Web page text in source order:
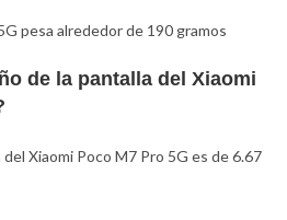
pesa alrededor de 190 gramos
de la pantalla del Xiaomi
Xiaomi Poco M7 Pro 5G es de 6.67